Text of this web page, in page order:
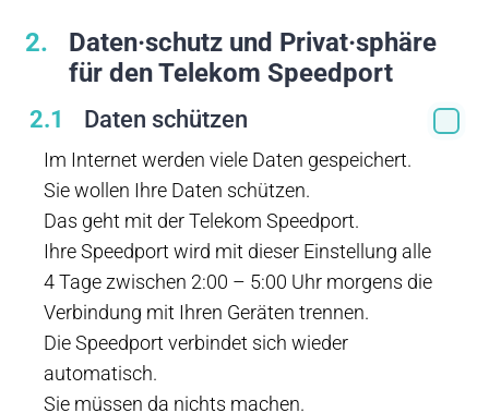
2
Daten·schutz und Privat·sphäre
für den Telekom Speedport
2.1 Daten schützen
Im Internet werden viele Daten gespeichert.
Sie wollen Ihre Daten schützen.
Das geht mit der Telekom Speedport.
Ihre Speedport wird mit dieser Einstellung alle
4 Tage zwischen 2:00 – 5:00 Uhr morgens die
Verbindung mit Ihren Geräten trennen.
Die Speedport verbindet sich wieder
automatisch.
Sie müssen da nichts machen.